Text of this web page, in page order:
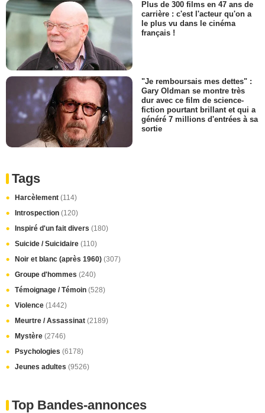
Plus de 300 films en 47 ans de
carrière : c'est l'acteur qu'on a
le plus vu dans le cinéma
français !
"Je remboursais mes dettes" :
Gary Oldman se montre très
dur avec ce film de science-
fiction pourtant brillant et qui a
généré 7 millions d'entrées à sa
sortie
Tags
Harcèlement (114)
Introspection (120)
Inspiré d'un fait divers (180)
Suicide / Suicidaire (110)
Noir et blanc (après 1960) (307)
Groupe d'hommes (240)
Témoignage / Témoin (528)
Violence (1442)
Meurtre / Assassinat (2189)
Mystère (2746)
Psychologies (6178)
Jeunes adultes (9526)
Top Bandes-annonces